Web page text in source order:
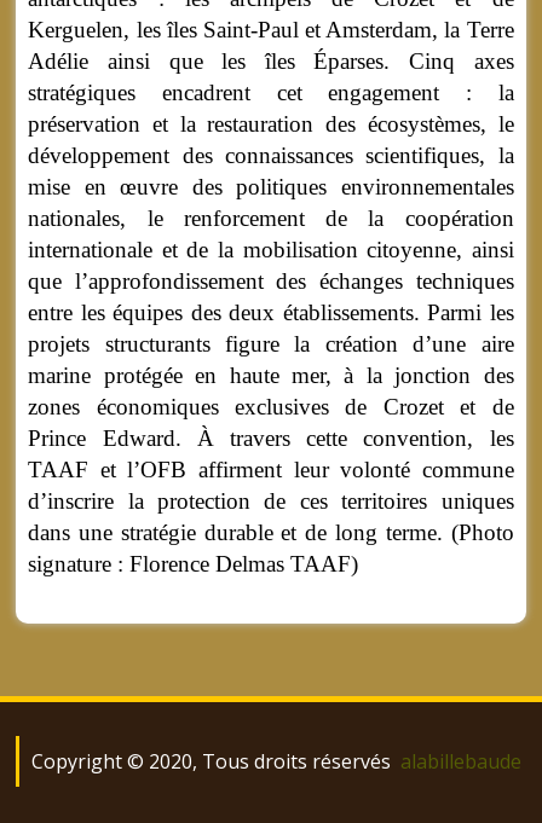
Kerguelen, les îles Saint-Paul et Amsterdam, la Terre
Adélie ainsi que les îles Éparses. Cinq axes
stratégiques encadrent cet engagement : la
préservation et la restauration des écosystèmes, le
développement des connaissances scientifiques, la
mise en œuvre des politiques environnementales
nationales, le renforcement de la coopération
internationale et de la mobilisation citoyenne, ainsi
que l’approfondissement des échanges techniques
entre les équipes des deux établissements. Parmi les
projets structurants figure la création d’une aire
marine protégée en haute mer, à la jonction des
zones économiques exclusives de Crozet et de
Prince Edward. À travers cette convention, les
TAAF et l’OFB affirment leur volonté commune
d’inscrire la protection de ces territoires uniques
dans une stratégie durable et de long terme. (Photo
signature : Florence Delmas TAAF)
Copyright © 2020, Tous droits réservés alabillebaude